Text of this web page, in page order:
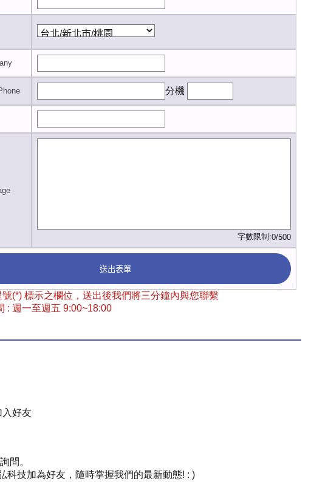
分機
字數限制:0/500
送出表單
(*) 標示之欄位，送出後我們將三分鐘內與您聯繫
: 週一至週五 9:00~18:00
入好友
問。
科技加為好友，隨時掌握我們的最新動態! : )